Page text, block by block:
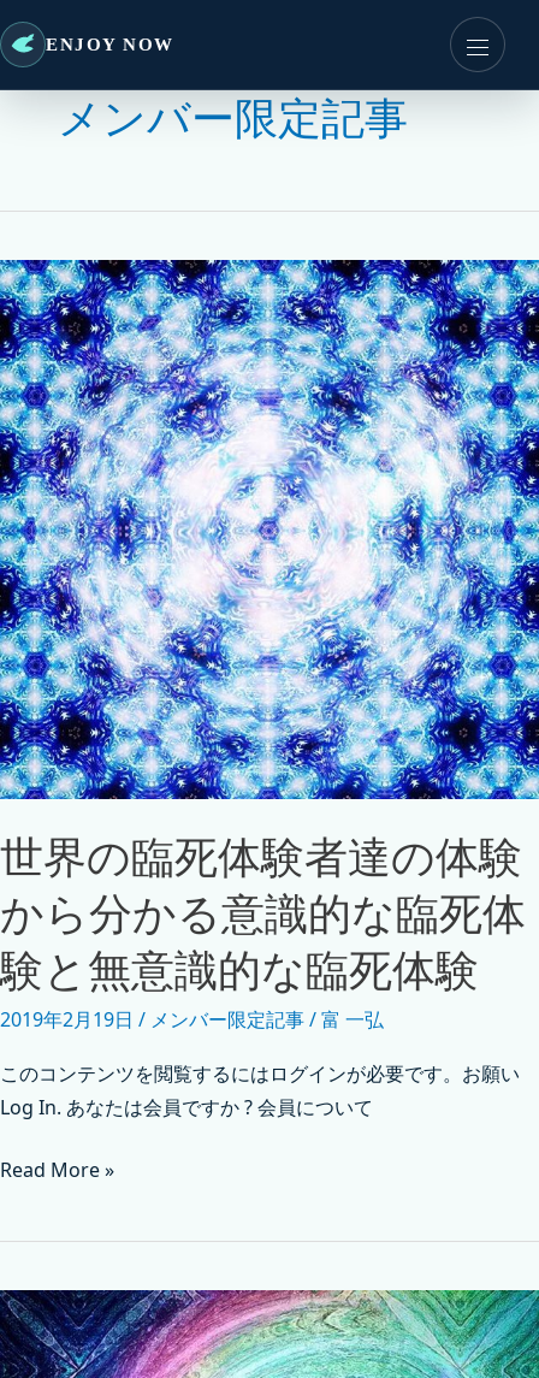
ENJOY NOW
メンバー限定記事
世界の臨死体験者達の体験
から分かる意識的な臨死体
験と無意識的な臨死体験
2019年2月19日 / メンバー限定記事/富 一弘
このコンテンツを閲覧するにはログインが必要です。お願い
Log In. あなたは会員ですか ? 会員について
Read More »